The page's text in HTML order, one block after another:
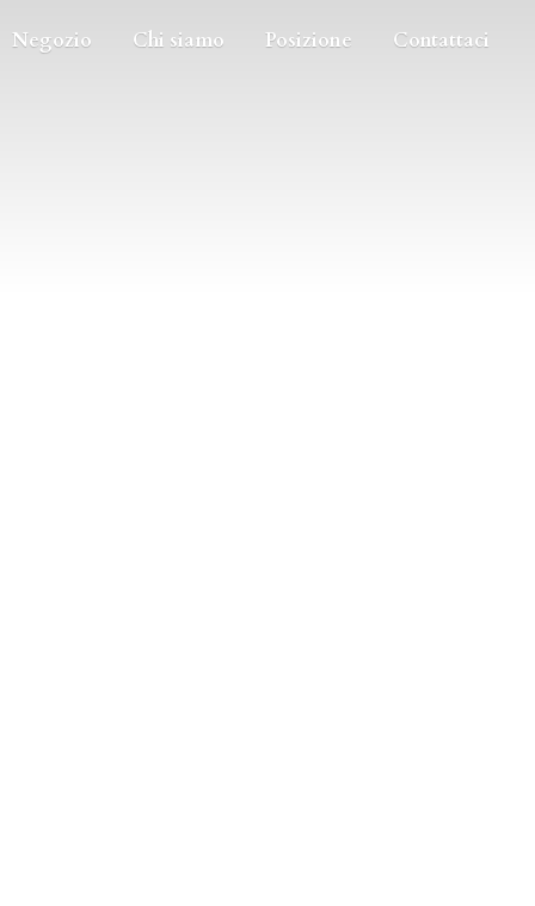
Negozio Chi siamo Posizione Contattaci